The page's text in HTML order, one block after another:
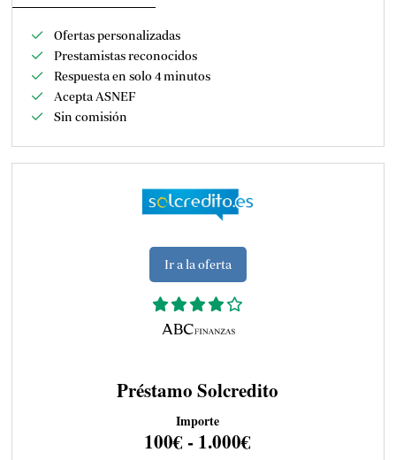
Ofertas personalizadas
Prestamistas reconocidos
Respuesta en solo 4 minutos
Acepta ASNEF
Sin comisión
Ir a la oferta
Préstamo Solcredito
Importe
100€ - 1.000€